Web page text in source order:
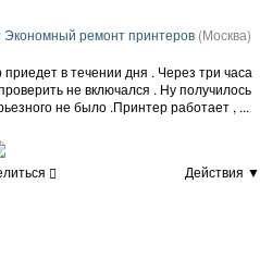
Экономный ремонт принтеров (Москва)
в течении дня . Через три часа
не включался . Ну получилось
не было .Принтер работает , ...
Действия ▼